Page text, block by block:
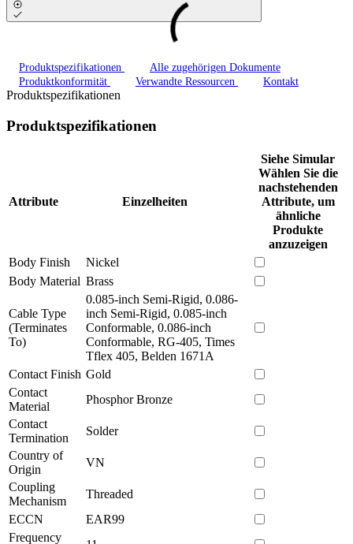
Produktspezifikationen
Alle zugehörigen Dokumente
Produktkonformität
Verwandte Ressourcen Kontakt
Produktspezifikationen
Produktspezifikationen
Attribute Einzelheiten
Siehe Simular
Wählen Sie die
nachstehenden
Attribute, um
ähnliche
Produkte
anzuzeigen
Body Finish
Nickel
Body Material Brass
Cable Type
(Terminates
To)
0.085-inch Semi-Rigid, 0.086-
inch Semi-Rigid, 0.085-inch
Conformable, 0.086-inch
Conformable, RG-405, Times
Tflex 405, Belden 1671A
Contact Finish Gold
Contact
Material
Phosphor Bronze
Contact
Termination
Solder
Country of
Origin
VN
Coupling
Mechanism
Threaded
ECCN
EAR99
Frequency